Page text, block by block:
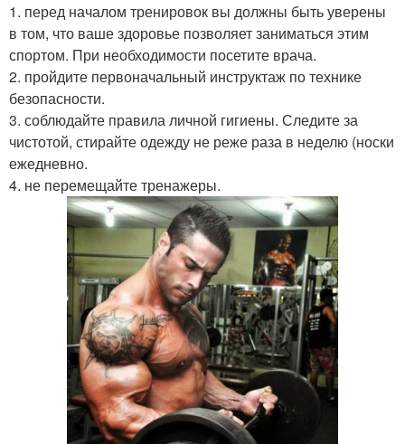
1. перед началом тренировок вы должны быть уверены
в том, что ваше здоровье позволяет заниматься этим
спортом. При необходимости посетите врача.
2. пройдите первоначальный инструктаж по технике
безопасности.
3. соблюдайте правила личной гигиены. Следите за
чистотой, стирайте одежду не реже раза в неделю (носки
ежедневно.
4. не перемещайте тренажеры.